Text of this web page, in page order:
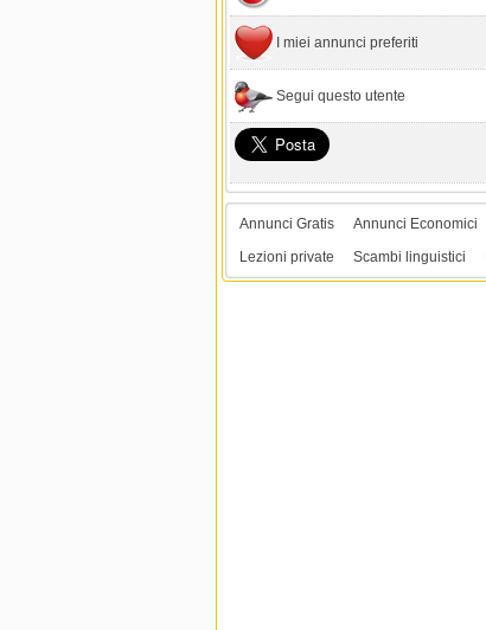
I miei annunci preferiti
Segui questo utente
Annunci Gratis Annunci Economici
Lezioni private
Scambi linguistici